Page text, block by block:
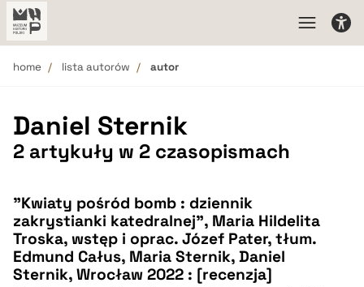
home lista autorów autor
Daniel Sternik
2 artykuły w 2 czasopismach
"Kwiaty pośród bomb : dziennik
zakrystianki katedralnej", Maria Hildelita
Troska, wstęp i oprac. Józef Pater, tłum.
Edmund Całus, Maria Sternik, Daniel
Sternik, Wrocław 2022 : [recenzja]